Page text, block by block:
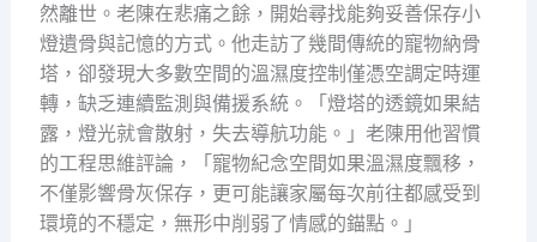
然離世。老陳在悲痛之餘，開始尋找能夠妥善保存小
燈遺骨與記憶的方式。他走訪了幾間傳統的寵物納骨
塔，卻發現大多數空間的溫濕度控制僅憑空調定時運
轉，缺乏連續監測與備援系統。「燈塔的透鏡如果結
露，燈光就會散射，失去導航功能。」老陳用他習慣
的工程思維評論，「寵物紀念空間如果溫濕度飄移，
不僅影響骨灰保存，更可能讓家屬每次前往都感受到
環境的不穩定，無形中削弱了情感的錨點。」